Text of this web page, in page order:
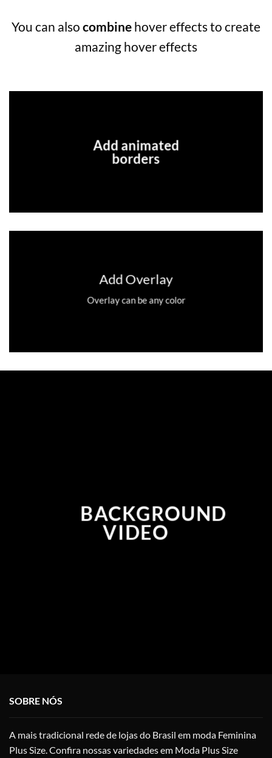
You can also combine hover effects to create
amazing hover effects
Add animated
borders
Add Overlay
Overlay can be any color
BACKGROUND
VIDEO
SOBRE NÓS
A mais tradicional rede de lojas do Brasil em moda Feminina
Plus Size. Confira nossas variedades em Moda Plus Size